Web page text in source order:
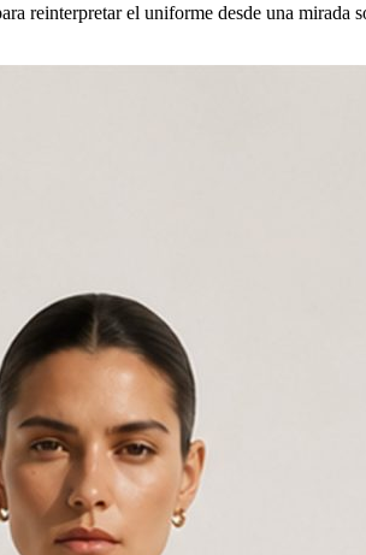
reinterpretar el uniforme desde una